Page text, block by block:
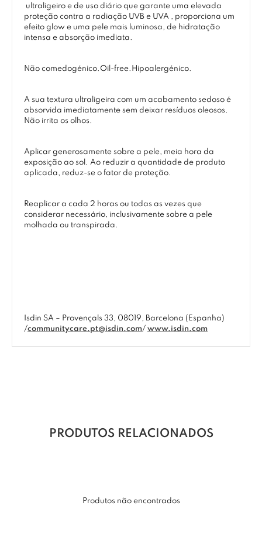
ultraligeiro e de uso diário que garante uma elevada
proteção contra a radiação UVB e UVA , proporciona um
efeito glow e uma pele mais luminosa, de hidratação
intensa e absorção imediata.
Não comedogénico.Oil-free.Hipoalergénico.
A sua textura ultraligeira com um acabamento sedoso é
absorvida imediatamente sem deixar resíduos oleosos.
Não irrita os olhos.
Aplicar generosamente sobre a pele, meia hora da
exposição ao sol. Ao reduzir a quantidade de produto
aplicada, reduz-se o fator de proteção.
Reaplicar a cada 2 horas ou todas as vezes que
considerar necessário, inclusivamente sobre a pele
molhada ou transpirada.
Isdin SA – Provençals 33, 08019, Barcelona (Espanha)
/communitycare.pt@isdin.com/ www.isdin.com
PRODUTOS RELACIONADOS
Produtos não encontrados